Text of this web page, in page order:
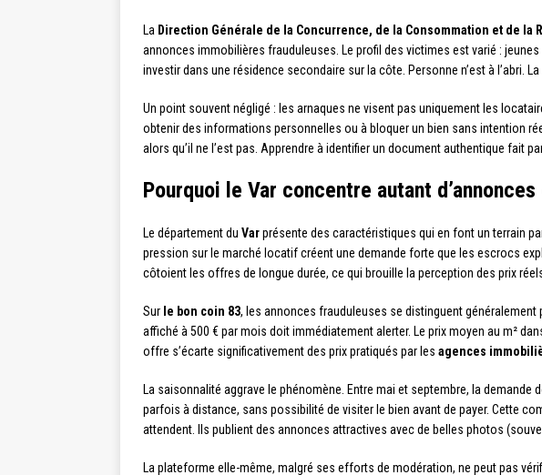
La Direction Générale de la Concurrence, de la Consommation et de la
annonces immobilières frauduleuses. Le profil des victimes est varié :
investir dans une résidence secondaire sur la côte. Personne n’est à l’abri.
Un point souvent négligé : les arnaques ne visent pas uniquement les
obtenir des informations personnelles ou à bloquer un bien sans intention
alors qu’il ne l’est pas. Apprendre à identifier un document authentique fait
Pourquoi le Var concentre autant
Le département du Varprésente des caractéristiques qui en font un terrain
pression sur le marché locatif créent une demande forte que les escrocs
côtoient les offres de longue durée, ce qui brouille la perception des prix
Sur le bon coin 83, les annonces frauduleuses se distinguent généralement
affiché à 500 € par mois doit immédiatement alerter. Le prix moyen au m²
offre s’écarte significativement des prix pratiqués par les agences
La saisonnalité aggrave le phénomène. Entre mai et septembre, la
parfois à distance, sans possibilité de visiter le bien avant de payer. Cette
attendent. Ils publient des annonces attractives avec de belles photos
La plateforme elle-même, malgré ses efforts de modération, ne peut pas